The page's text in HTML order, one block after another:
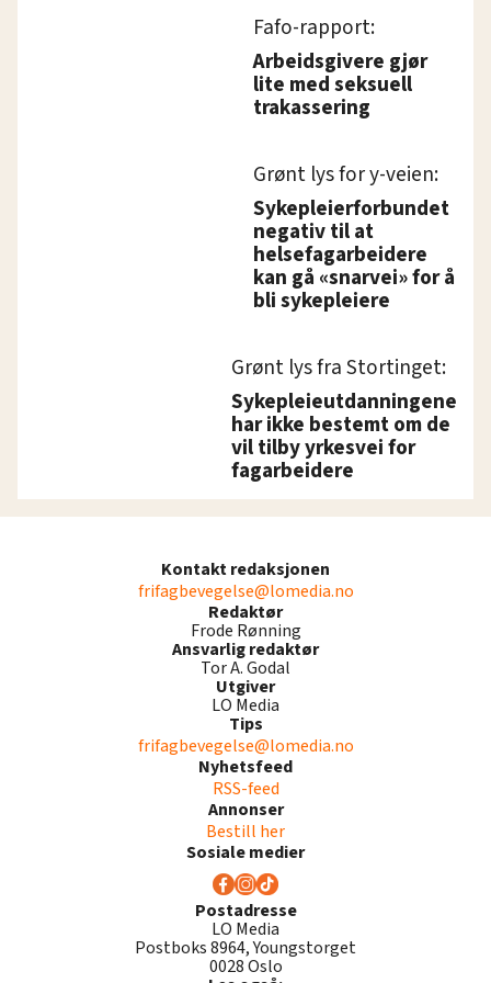
Fafo-rapport:
Arbeidsgivere gjør
lite med seksuell
trakassering
Grønt lys for y-veien:
Sykepleierforbundet
negativ til at
helsefagarbeidere
kan gå «snarvei» for å
bli sykepleiere
Grønt lys fra Stortinget:
Sykepleieutdanningene
har ikke bestemt om de
vil tilby yrkesvei for
fagarbeidere
Kontakt redaksjonen
frifagbevegelse@lomedia.no
Redaktør
Frode Rønning
Ansvarlig redaktør
Tor A. Godal
Utgiver
LO Media
Tips
frifagbevegelse@lomedia.no
Nyhetsfeed
RSS-feed
Annonser
Bestill her
Sosiale medier
Postadresse
LO Media
Postboks 8964, Youngstorget
0028 Oslo